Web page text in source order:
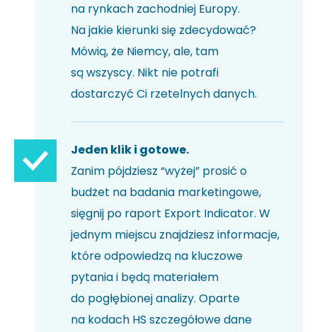
na rynkach zachodniej Europy.
Na jakie kierunki się zdecydować?
Mówią, że Niemcy, ale, tam
są wszyscy. Nikt nie potrafi
dostarczyć Ci rzetelnych danych.
Jeden klik i gotowe.
Zanim pójdziesz “wyżej” prosić o
budżet na badania marketingowe,
sięgnij po raport Export Indicator. W
jednym miejscu znajdziesz informacje,
które odpowiedzą na kluczowe
pytania i będą materiałem
do pogłębionej analizy. Oparte
na kodach HS szczegółowe dane